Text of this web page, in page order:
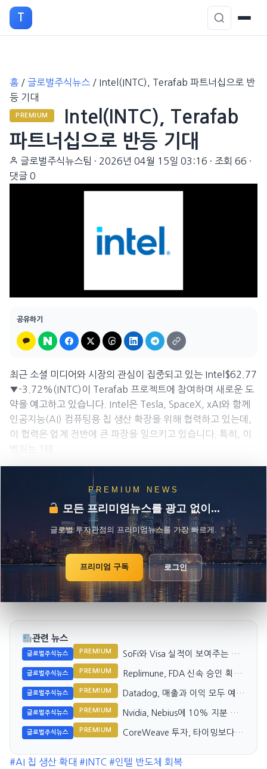
T
홈 / 글로벌주식뉴스 / Intel(INTC), Terafab 파트너십으로 반
등 기대
PREMIUM
Intel(INTC), Terafab
파트너십으로 반등 기대
글로벌주식뉴스팀 · 2026년 04월 15일 03:16 · 조회 66 ·
댓글 0
공유하기
최근 소셜 미디어와 시장의 관심이 집중되고 있는 Intel$62.77
▼-3.72%(INTC)이 Terafab 프로젝트에 참여하며 새로운 도
약을 예고하고 있습니다. Intel은 Tesla, SpaceX, xAI와 함께
인공지능(AI) 컴퓨팅용 칩 생산 확장을 위해 협력하고 있는데,
이 협력은 업계 전반에 큰 파장을 일으키고 있습니다. 특히, 이
벤처는 1테...
PREMIUM NEWS
모든 프리미엄뉴스를 광고 없이...
글로벌 투자관점의 프리미엄뉴스를 가장 빠르게.
프리미엄 구독 로그인
관련 뉴스
글로벌주식뉴스 PREMIUM
SoFi와 Visa 실적이 보여주는 소
글로벌주식뉴스 PREMIUM
Replimune, FDA 신속 승인 획득
글로벌주식뉴스 PREMIUM
Datadog, 매출과 이익 모두 예상
글로벌주식뉴스 PREMIUM
Nvidia, Nebius에 10% 지분 투
글로벌주식뉴스 PREMIUM
CoreWeave 투자, 타이밍보다
#AI 칩 생산 확대 #INTC #인텔 반도체 회복